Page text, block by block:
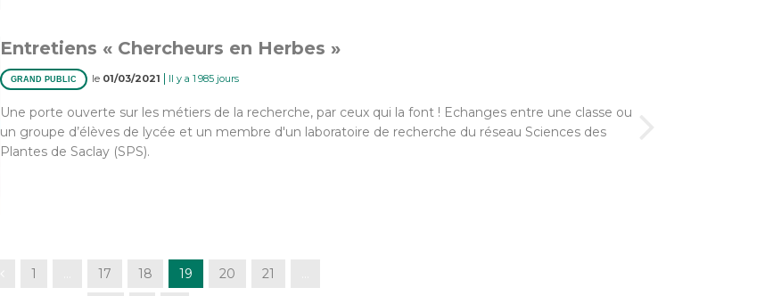
Entretiens « Chercheurs en Herbes »
GRAND PUBLIC le 01/03/2021 | Il y a 1 985 jours
Une porte ouverte sur les métiers de la recherche, par ceux qui la font ! Echanges entre une classe ou
un groupe d’élèves de lycée et un membre d'un laboratoire de recherche du réseau Sciences des
Plantes de Saclay (SPS).
1 17 18 19 20 21